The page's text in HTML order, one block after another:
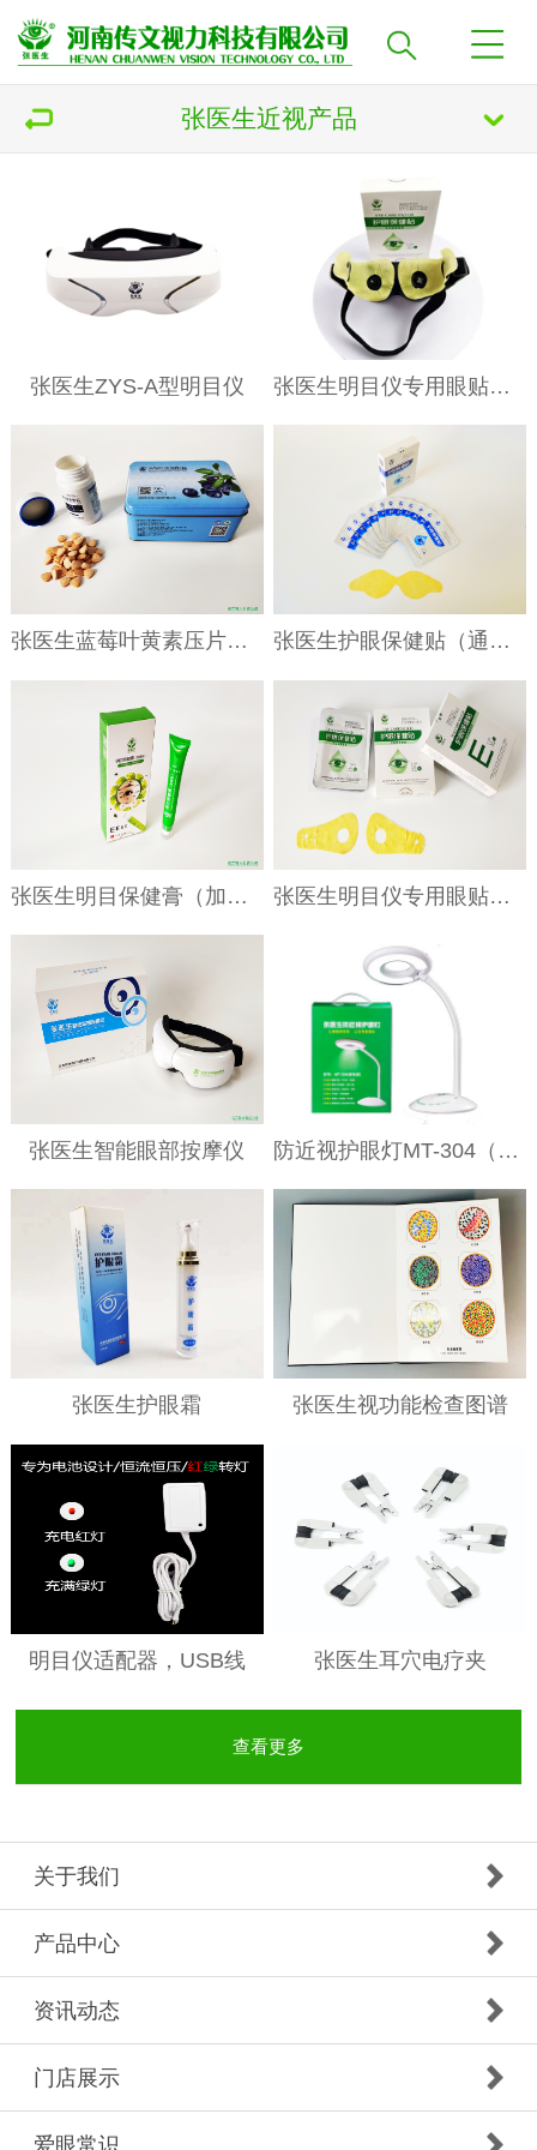
张医生近视产品
张医生ZYS-A型明目仪 张医生明目仪专用眼贴（带孔眼贴）
张医生蓝莓叶黄素压片糖果咀嚼片 张医生护眼保健贴（通用型）
张医生明目保健膏（加强型） 张医生明目仪专用眼贴（带孔眼贴）
张医生智能眼部按摩仪 防近视护眼灯MT-304（插电款）
张医生护眼霜 张医生视功能检查图谱
明目仪适配器，USB线 张医生耳穴电疗夹
查看更多
关于我们
产品中心
资讯动态
门店展示
爱眼常识